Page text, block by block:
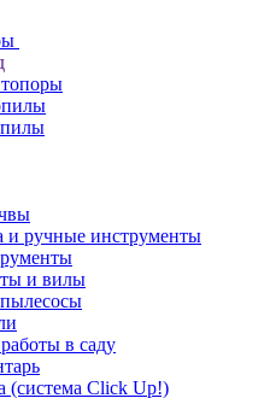
и ручные инструменты
и вилы
в саду
(система Click Up!)